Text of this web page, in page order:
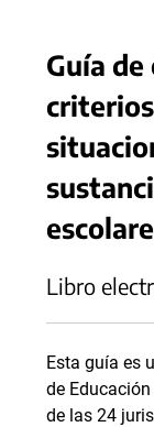
Guía
Libro
Esta guía es
de
de las 24